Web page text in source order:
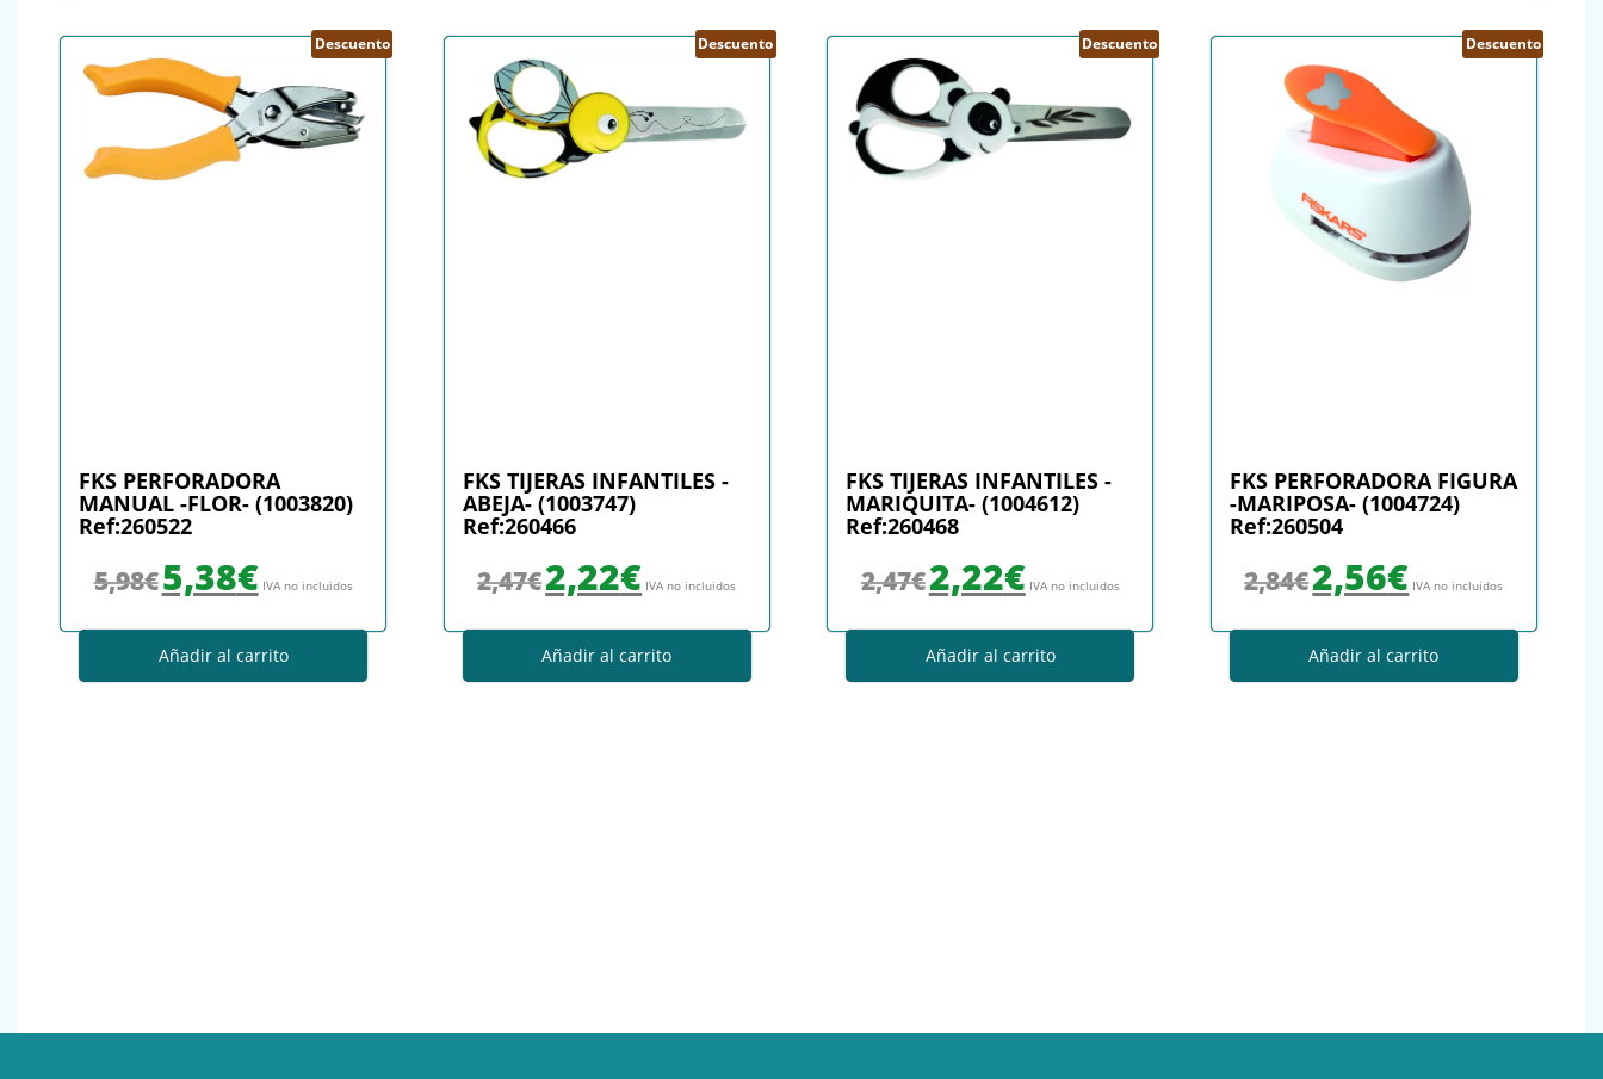
Descuento
FKS PERFORADORA
MANUAL -FLOR- (1003820)
Ref:260522
5,98€5,38€ IVA no incluidos
Añadir al carrito
Descuento
FKS TIJERAS INFANTILES -
ABEJA- (1003747)
Ref:260466
2,47€2,22€ IVA no incluidos
Añadir al carrito
Descuento
FKS TIJERAS INFANTILES -
MARIQUITA- (1004612)
Ref:260468
2,47€2,22€ IVA no incluidos
Añadir al carrito
Descuento
FKS PERFORADORA FIGURA
-MARIPOSA- (1004724)
Ref:260504
2,84€2,56€ IVA no incluidos
Añadir al carrito